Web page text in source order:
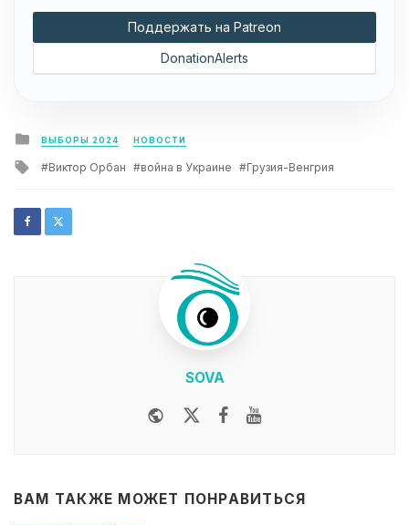
Поддержать на Patreon
DonationAlerts
Posted
in
ВЫБОРЫ 2024 НОВОСТИ
Tagged
Виктор Орбан война в Украине Грузия-Венгрия
SOVA
WebsiteTwitterFacebook
ВАМ ТАКЖЕ МОЖЕТ ПОНРАВИТЬСЯ